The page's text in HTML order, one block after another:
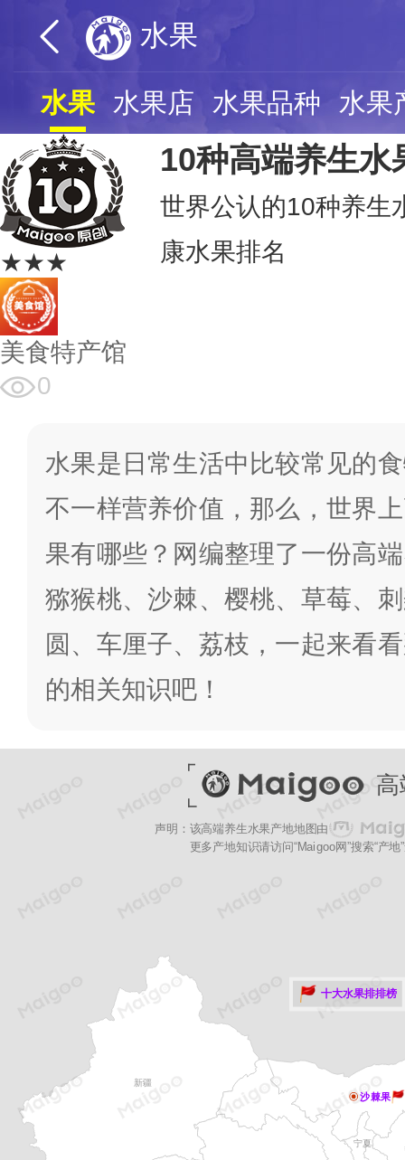
水果
水果 水果店 水果品种 水果
★★★
10种高端养生水
世界公认的10种养生
康水果排名
美食特产馆
0
水果是日常生活中比较常见的
不一样营养价值，那么，世界
果有哪些？网编整理了一份高
猕猴桃、沙棘、樱桃、草莓、
圆、车厘子、荔枝，一起来看
的相关知识吧！
新疆
宁夏
高
声明：该高端养生水果产地地图由
更多产地知识请访问“Maigoo网”搜索“产
十大水果排排榜
沙棘果